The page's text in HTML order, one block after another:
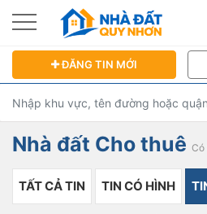
ĐĂNG TIN MỚI
Nhà đất Cho thuê Có
TẤT CẢ TIN TIN CÓ HÌNH